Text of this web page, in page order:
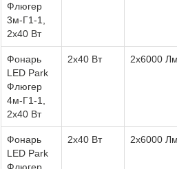
Флюгер
3м-Г1-1,
2х40 Вт
Фонарь
LED Park
Флюгер
4м-Г1-1,
2х40 Вт
2x40 Вт 2x6000 Лм
Фонарь
LED Park
2x40 Вт 2x6000 Лм